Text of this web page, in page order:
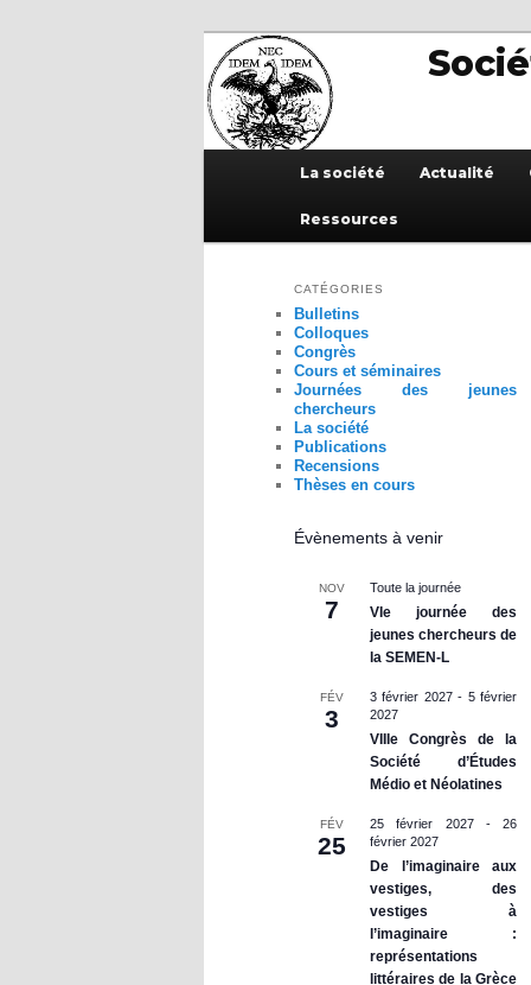
La société Actualité
Ressources
CATÉGORIES
Bulletins
Colloques
Congrès
Cours et séminaires
Journées des jeunes
chercheurs
La société
Publications
Recensions
Thèses en cours
Évènements à venir
NOV
7
Toute la journée
VIe journée des
jeunes chercheurs de
la SEMEN-L
FÉV
3
3 février 2027- 5 février
2027
VIIIe Congrès de la
Société d’Études
Médio et Néolatines
FÉV
25
25 février 2027- 26
février 2027
De l’imaginaire aux
vestiges, des
vestiges à
l’imaginaire :
représentations
littéraires de la Grèce